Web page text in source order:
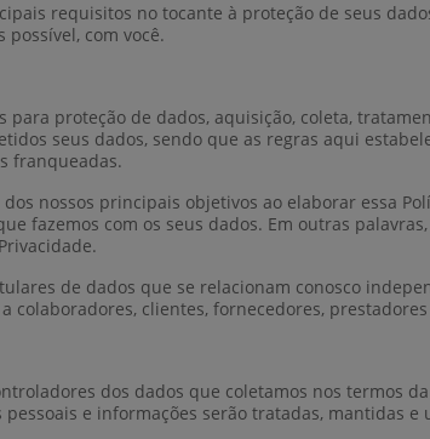
requisitos no tocante à proteção de seus
com você.
para proteção de dados, aquisição, coleta,
seus dados, sendo que as regras aqui
franqueadas.
nossos principais objetivos ao elaborar essa
fazemos com os seus dados. Em outras
de dados que se relacionam conosco
colaboradores, clientes, fornecedores,
dos dados que coletamos nos termos
e informações serão tratadas, mantidas e